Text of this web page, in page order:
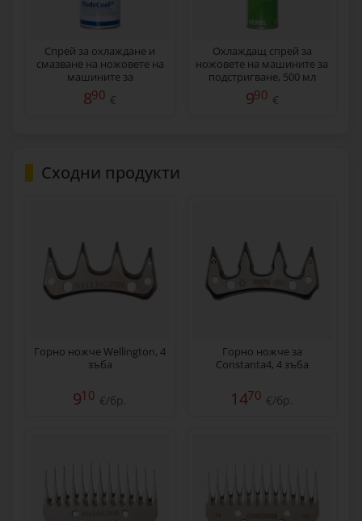
Спрей за охлаждане и
смазване на ножовете на
машините за
подстригване, 400 мл
890 €
Охлаждащ спрей за
ножовете на машините за
подстригване, 500 мл
990 €
Сходни продукти
Горно ножче Wellington, 4
зъба
910 €/бр.
Горно ножче за
Constanta4, 4 зъба
1470 €/бр.